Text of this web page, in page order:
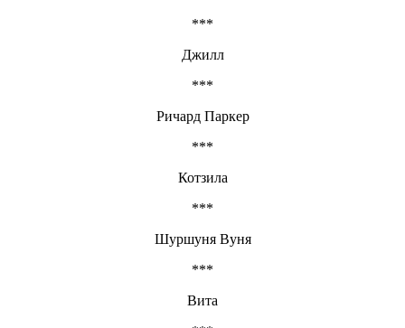
***
Джилл
***
Ричард Паркер
***
Котзила
***
Шуршуня Вуня
***
Вита